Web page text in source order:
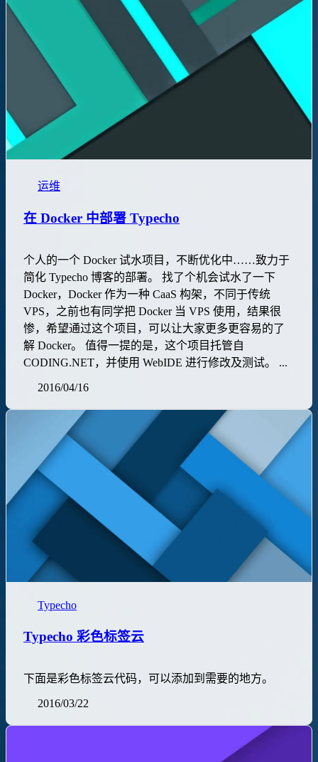
运维
在 Docker 中部署 Typecho
个人的一个 Docker 试水项目，不断优化中……致力于
简化 Typecho 博客的部署。 找了个机会试水了一下
Docker，Docker 作为一种 CaaS 构架，不同于传统
VPS，之前也有同学把 Docker 当 VPS 使用，结果很
惨，希望通过这个项目，可以让大家更多更容易的了
解 Docker。 值得一提的是，这个项目托管自
CODING.NET，并使用 WebIDE 进行修改及测试。 ...
2016/04/16
Typecho
Typecho 彩色标签云
下面是彩色标签云代码，可以添加到需要的地方。
2016/03/22